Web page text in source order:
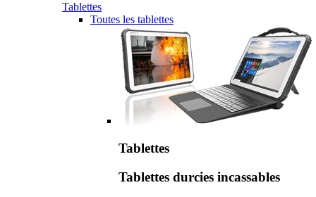
Tablettes
Toutes les tablettes
Tablettes
Tablettes durcies incassables